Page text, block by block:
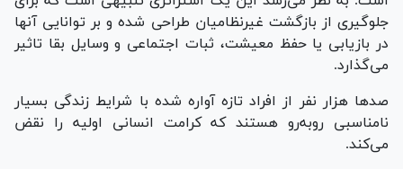
جلوگیری از بازگشت غیرنظامیان طراحی شده و بر توانایی آنها
در بازیابی یا حفظ معیشت، ثبات اجتماعی و وسایل بقا تاثیر
می‌گذارد.
صد‌ها هزار نفر از افراد تازه آواره شده با شرایط زندگی بسیار
نامناسبی رو‌به‌رو هستند که کرامت انسانی اولیه را نقض
می‌کند.